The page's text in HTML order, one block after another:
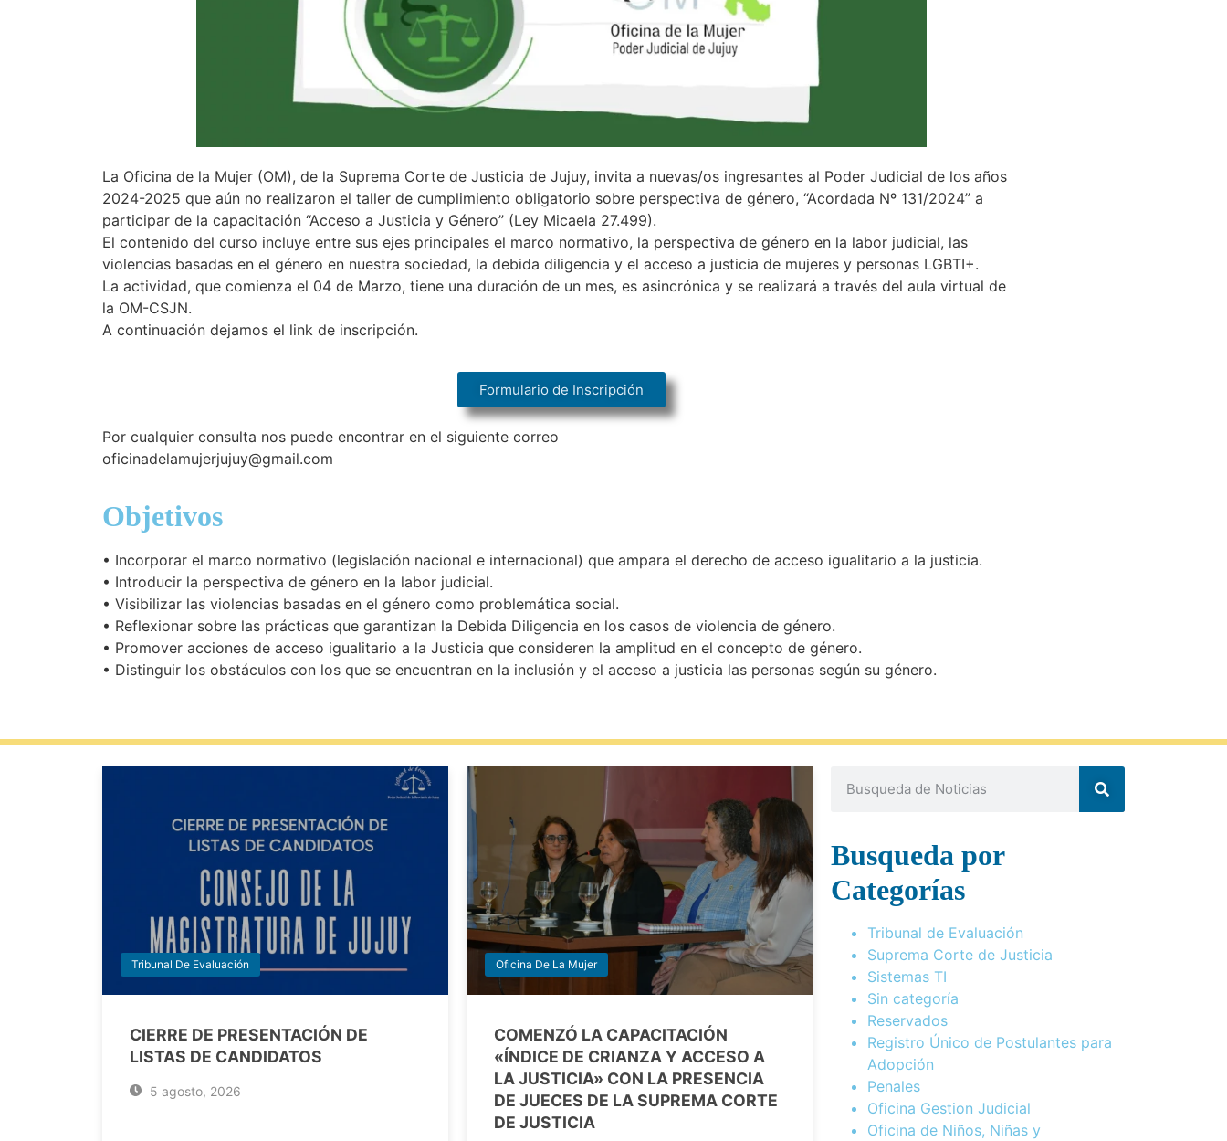
La Oficina de la Mujer (OM), de la Suprema Corte de Justicia de Jujuy, invita a nuevas/os ingresantes al Poder Judicial de los años
2024-2025 que aún no realizaron el taller de cumplimiento obligatorio sobre perspectiva de género, “Acordada Nº 131/2024” a
participar de la capacitación “Acceso a Justicia y Género” (Ley Micaela 27.499).
El contenido del curso incluye entre sus ejes principales el marco normativo, la perspectiva de género en la labor judicial, las
violencias basadas en el género en nuestra sociedad, la debida diligencia y el acceso a justicia de mujeres y personas LGBTI+.
La actividad, que comienza el 04 de Marzo, tiene una duración de un mes, es asincrónica y se realizará a través del aula virtual de
la OM-CSJN.
A continuación dejamos el link de inscripción.
Formulario de Inscripción
Por cualquier consulta nos puede encontrar en el siguiente correo
oficinadelamujerjujuy@gmail.com
Objetivos
• Incorporar el marco normativo (legislación nacional e internacional) que ampara el derecho de acceso igualitario a la justicia.
• Introducir la perspectiva de género en la labor judicial.
• Visibilizar las violencias basadas en el género como problemática social.
• Reflexionar sobre las prácticas que garantizan la Debida Diligencia en los casos de violencia de género.
• Promover acciones de acceso igualitario a la Justicia que consideren la amplitud en el concepto de género.
• Distinguir los obstáculos con los que se encuentran en la inclusión y el acceso a justicia las personas según su género.
Tribunal De Evaluación
CIERRE DE PRESENTACIÓN DE
LISTAS DE CANDIDATOS
5 agosto, 2026
Oficina De La Mujer
COMENZÓ LA CAPACITACIÓN
«ÍNDICE DE CRIANZA Y ACCESO A
LA JUSTICIA» CON LA PRESENCIA
DE JUECES DE LA SUPREMA CORTE
DE JUSTICIA
Busqueda por
Categorías
Tribunal de Evaluación
Suprema Corte de Justicia
Sistemas TI
Sin categoría
Reservados
Registro Único de Postulantes para
Adopción
Penales
Oficina Gestion Judicial
Oficina de Niños, Niñas y